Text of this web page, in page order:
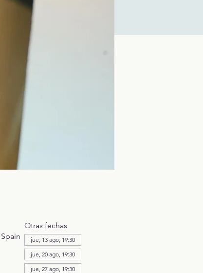
Otras fechas
jue, 13 ago, 19:30
jue, 20 ago, 19:30
jue, 27 ago, 19:30